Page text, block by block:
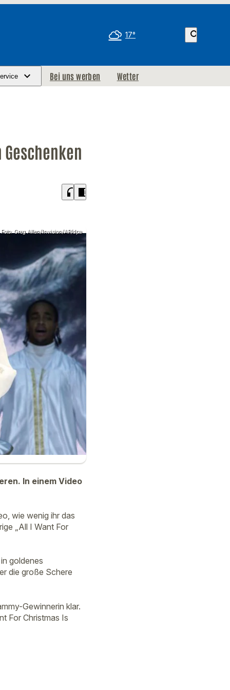
17° search
Bei uns werben Wetter
headphones chrome_reader_mode
Foto: Greg Allen/Invision/AP/dpa
In einem Video
wie wenig ihr das
„All I Want For
goldenes
die große Schere
Gewinnerin klar.
For Christmas Is